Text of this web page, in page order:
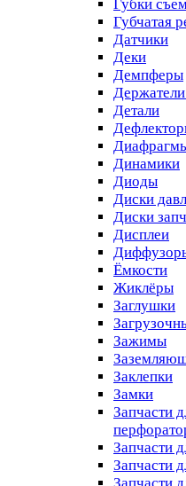
Губки
Губчатая
Датчики
Деки
Демпферы
Держатели
Детали
Динамики
Диоды
Диски
Диски
Дисплеи
Ёмкости
Жиклёры
Заглушки
Зажимы
Заклепки
Замки
Запчасти
Запчасти
Запчасти